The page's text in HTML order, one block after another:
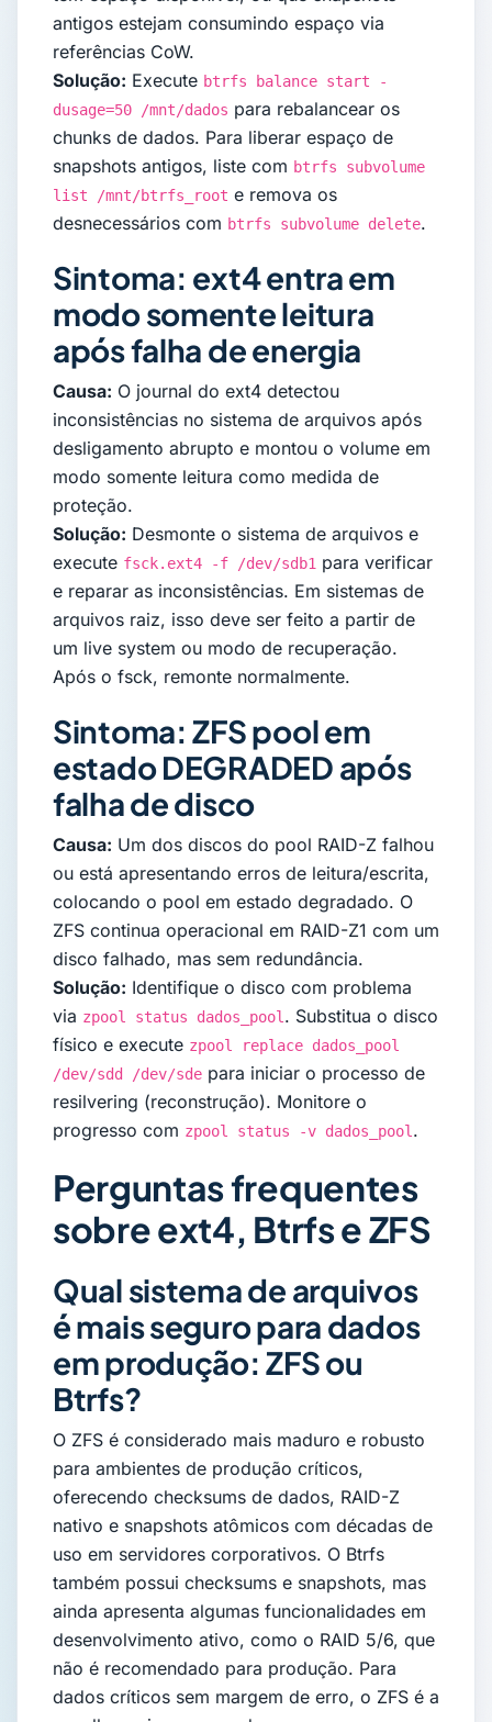
antigos estejam consumindo espaço via
referências CoW.
Solução: Execute btrfs balance start -
dusage=50 /mnt/dados para rebalancear os
chunks de dados. Para liberar espaço de
snapshots antigos, liste com btrfs subvolume
list /mnt/btrfs_root e remova os
desnecessários com btrfs subvolume delete.
Sintoma: ext4 entra em
modo somente leitura
após falha de energia
Causa: O journal do ext4 detectou
inconsistências no sistema de arquivos após
desligamento abrupto e montou o volume em
modo somente leitura como medida de
proteção.
Solução: Desmonte o sistema de arquivos e
execute fsck.ext4 -f /dev/sdb1 para verificar
e reparar as inconsistências. Em sistemas de
arquivos raiz, isso deve ser feito a partir de
um live system ou modo de recuperação.
Após o fsck, remonte normalmente.
Sintoma: ZFS pool em
estado DEGRADED após
falha de disco
Causa: Um dos discos do pool RAID-Z falhou
ou está apresentando erros de leitura/escrita,
colocando o pool em estado degradado. O
ZFS continua operacional em RAID-Z1 com um
disco falhado, mas sem redundância.
Solução: Identifique o disco com problema
via zpool status dados_pool . Substitua o disco
físico e execute zpool replace dados_pool
/dev/sdd /dev/sde para iniciar o processo de
resilvering (reconstrução). Monitore o
progresso com zpool status -v dados_pool .
Perguntas frequentes
sobre ext4, Btrfs e ZFS
Qual sistema de arquivos
é mais seguro para dados
em produção: ZFS ou
Btrfs?
O ZFS é considerado mais maduro e robusto
para ambientes de produção críticos,
oferecendo checksums de dados, RAID-Z
nativo e snapshots atômicos com décadas de
uso em servidores corporativos. O Btrfs
também possui checksums e snapshots, mas
ainda apresenta algumas funcionalidades em
desenvolvimento ativo, como o RAID 5/6, que
não é recomendado para produção. Para
dados críticos sem margem de erro, o ZFS é a